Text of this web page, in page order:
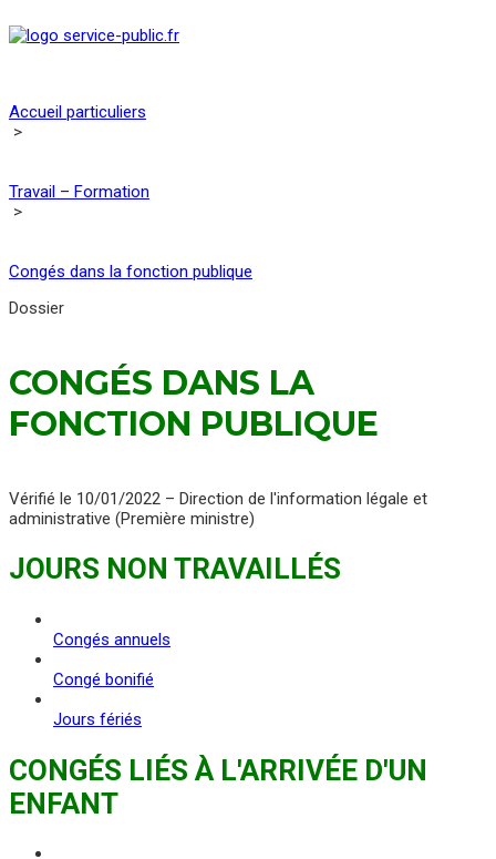
Accueil particuliers
>
Travail – Formation
>
Congés dans la fonction publique
Dossier
CONGÉS DANS LA
FONCTION PUBLIQUE
Vérifié le 10/01/2022 – Direction de l'information légale et
administrative (Première ministre)
JOURS NON TRAVAILLÉS
Congés annuels
Congé bonifié
Jours fériés
CONGÉS LIÉS À L'ARRIVÉE D'UN
ENFANT